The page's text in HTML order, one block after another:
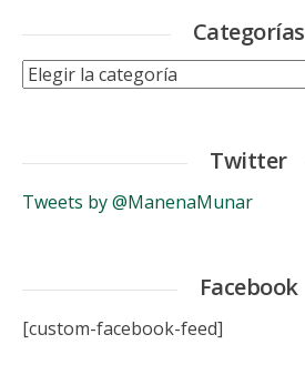
Categorías
Categorías
Twitter
Tweets by @ManenaMunar
Facebook
[custom-facebook-feed]